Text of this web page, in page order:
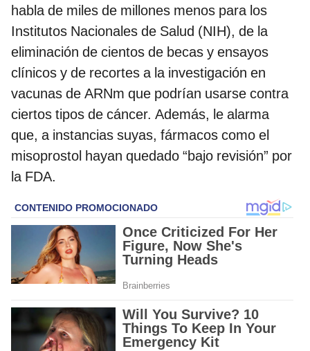
habla de miles de millones menos para los
Institutos Nacionales de Salud (NIH), de la
eliminación de cientos de becas y ensayos
clínicos y de recortes a la investigación en
vacunas de ARNm que podrían usarse contra
ciertos tipos de cáncer. Además, le alarma
que, a instancias suyas, fármacos como el
misoprostol hayan quedado “bajo revisión” por
la FDA.